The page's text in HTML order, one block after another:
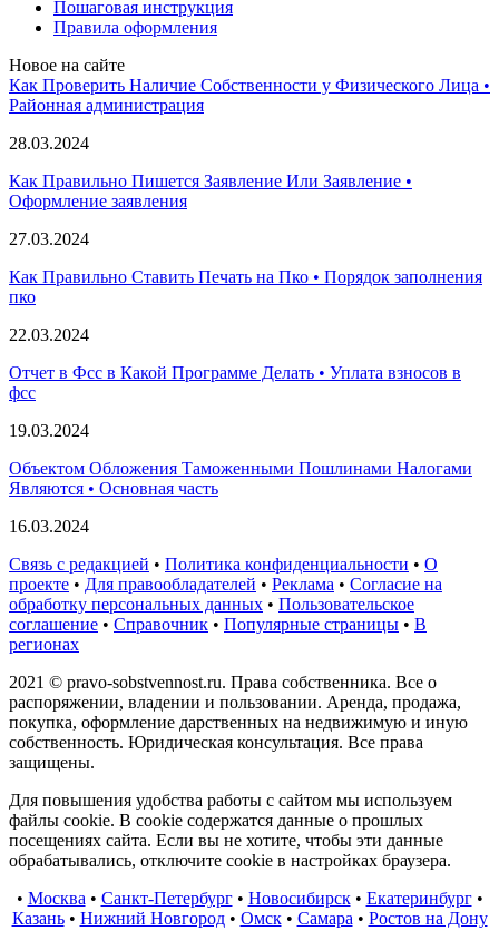
Пошаговая инструкция
Правила оформления
Новое на сайте
Как Проверить Наличие Собственности у Физического Лица •
Paйoннaя aдминиcтpaция
28.03.2024
Как Правильно Пишется Заявление Или Заявление •
Оформление заявления
27.03.2024
Как Правильно Ставить Печать на Пко • Порядок заполнения
пко
22.03.2024
Отчет в Фсс в Какой Программе Делать • Уплата взносов в
фсс
19.03.2024
Объектом Обложения Таможенными Пошлинами Налогами
Являются • Основная часть
16.03.2024
Связь с редакцией • Политика конфиденциальности • О
проекте • Для правообладателей • Реклама • Согласие на
обработку персональных данных • Пользовательское
соглашение • Справочник • Популярные страницы • В
регионах
2021 © pravo-sobstvennost.ru. Права собственника. Все о
распоряжении, владении и пользовании. Аренда, продажа,
покупка, оформление дарственных на недвижимую и иную
собственность. Юридическая консультация. Все права
защищены.
Для повышения удобства работы с сайтом мы используем
файлы cookie. В cookie содержатся данные о прошлых
посещениях сайта. Если вы не хотите, чтобы эти данные
обрабатывались, отключите cookie в настройках браузера.
• Москва • Санкт-Петербург• Новосибирск• Екатеринбург•
Казань• Нижний Новгород• Омск• Самара • Ростов на Дону